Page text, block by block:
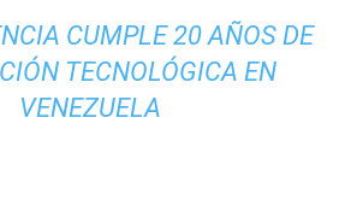
CUMPLE 20 AÑOS DE
TECNOLÓGICA EN
VENEZUELA